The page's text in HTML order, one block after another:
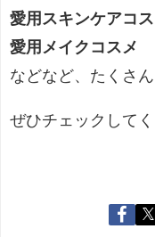
愛用スキンケアコス
愛用メイクコスメ
などなど、たくさ
ぜひチェックして